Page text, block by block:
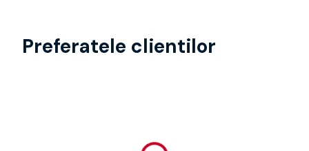
Preferatele clientilor